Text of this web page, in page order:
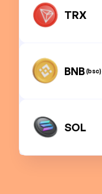
TRX
BNB(bsc)
SOL